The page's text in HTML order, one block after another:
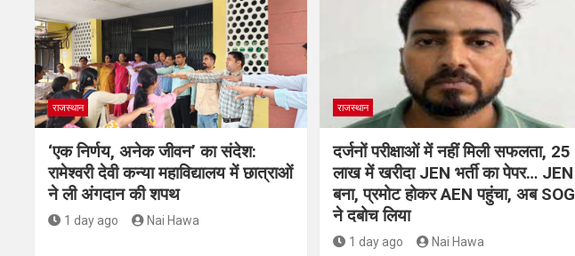
राजस्थान
‘एक निर्णय, अनेक जीवन’ का संदेश:
रामेश्वरी देवी कन्या महाविद्यालय में छात्राओं
ने ली अंगदान की शपथ
1 day ago Nai Hawa
राजस्थान
दर्जनों परीक्षाओं में नहीं मिली सफलता, 25
लाख में खरीदा JEN भर्ती का पेपर… JEN
बना, प्रमोट होकर AEN पहुंचा, अब SOG
ने दबोच लिया
1 day ago Nai Hawa